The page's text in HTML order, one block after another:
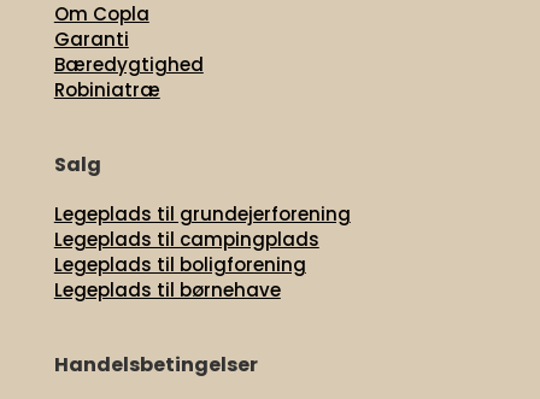
Om Copla
Garanti
Bæredygtighed
Robiniatræ
Salg
Legeplads til grundejerforening
Legeplads til campingplads
Legeplads til boligforening
Legeplads til børnehave
Handelsbetingelser